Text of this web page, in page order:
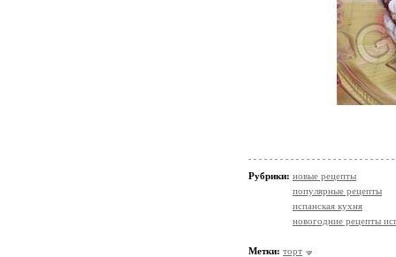
Рубрики: новые рецепты
популярные рецепты
испанская кухня
новогодние рецепты
Метки: торт